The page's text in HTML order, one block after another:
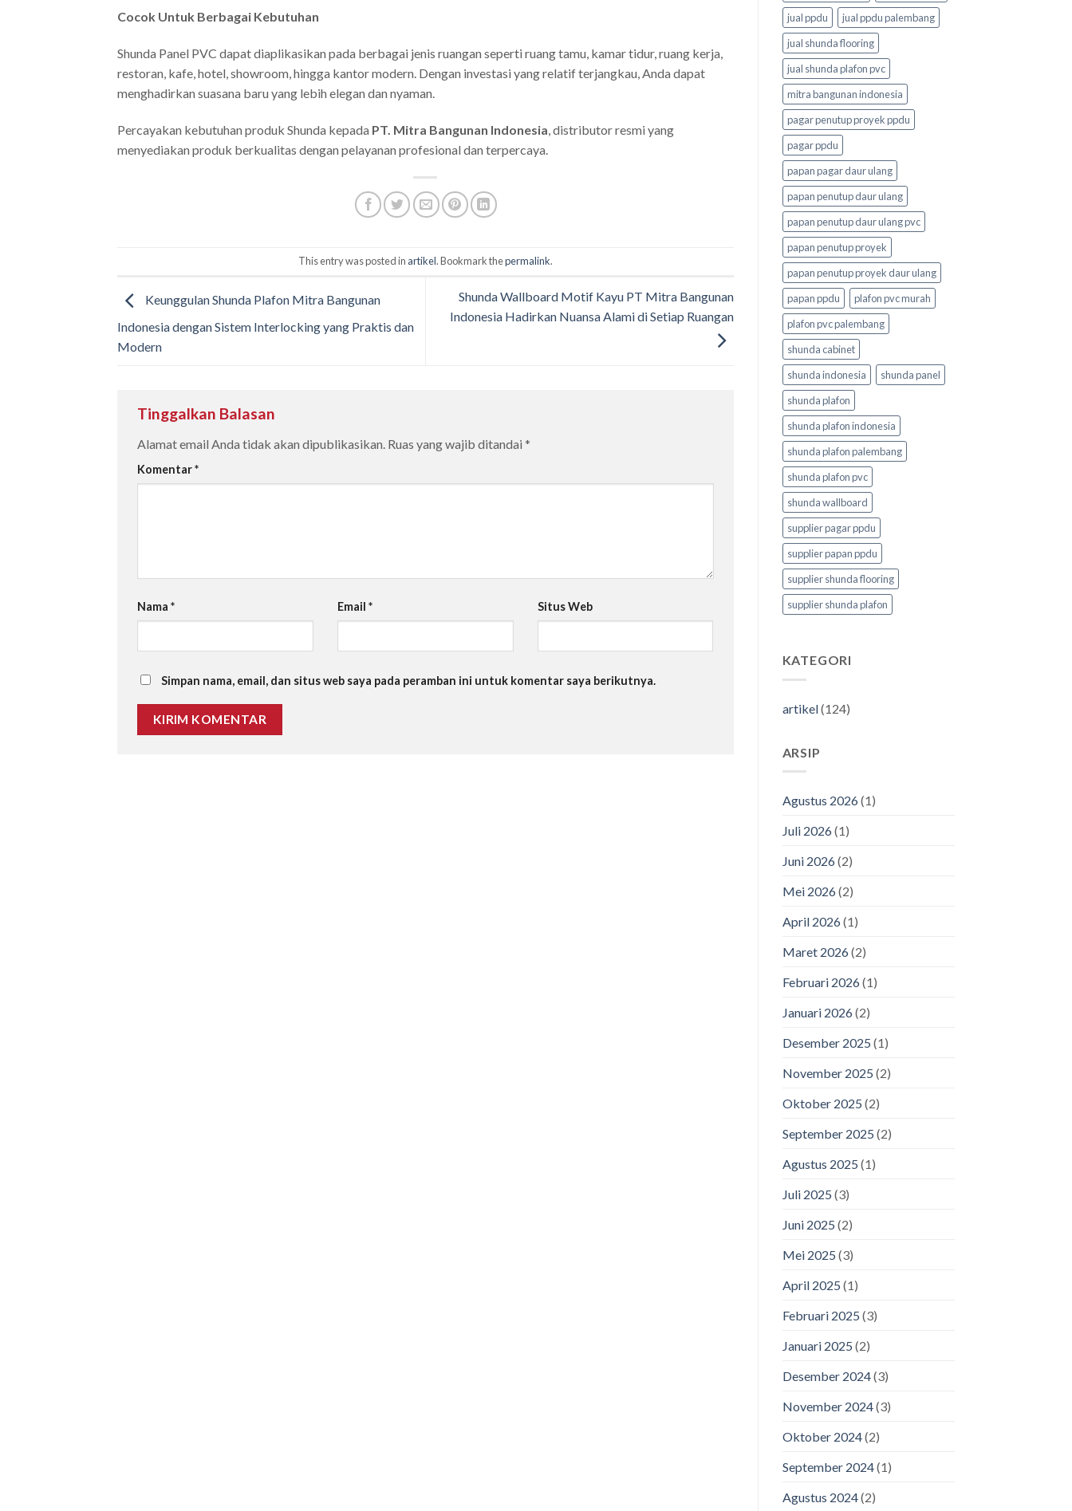
Cocok Untuk Berbagai Kebutuhan
Shunda Panel PVC dapat diaplikasikan pada berbagai jenis ruangan seperti ruang tamu, kamar tidur, ruang kerja,
restoran, kafe, hotel, showroom, hingga kantor modern. Dengan investasi yang relatif terjangkau, Anda dapat
menghadirkan suasana baru yang lebih elegan dan nyaman.
Percayakan kebutuhan produk Shunda kepada PT. Mitra Bangunan Indonesia, distributor resmi yang
menyediakan produk berkualitas dengan pelayanan profesional dan terpercaya.
This entry was posted in artikel. Bookmark thepermalink.
Keunggulan Shunda Plafon Mitra Bangunan
Indonesia dengan Sistem Interlocking yang Praktis dan
Modern
Shunda Wallboard Motif Kayu PT Mitra Bangunan
Indonesia Hadirkan Nuansa Alami di Setiap Ruangan
Tinggalkan Balasan
Alamat email Anda tidak akan dipublikasikan. Ruas yang wajib ditandai *
Komentar*
Nama * Email * Situs Web
Simpan nama, email, dan situs web saya pada peramban ini untuk komentar saya berikutnya.
jual ppdu
jual ppdu palembang
jual shunda flooring
jual shunda plafon pvc
mitra bangunan indonesia
pagar penutup proyek ppdu
pagar ppdu
papan pagar daur ulang
papan penutup daur ulang
papan penutup daur ulang pvc
papan penutup proyek
papan penutup proyek daur ulang
papan ppdu
plafon pvc murah
plafon pvc palembang
shunda cabinet
shunda indonesia
shunda panel
shunda plafon
shunda plafon indonesia
shunda plafon palembang
shunda plafon pvc
shunda wallboard
supplier pagar ppdu
supplier papan ppdu
supplier shunda flooring
supplier shunda plafon
KATEGORI
artikel(124)
ARSIP
Agustus 2026(1)
Juli 2026(1)
Juni 2026(2)
Mei 2026(2)
April 2026(1)
Maret 2026(2)
Februari 2026(1)
Januari 2026(2)
Desember 2025 (1)
November 2025 (2)
Oktober 2025 (2)
September 2025 (2)
Agustus 2025 (1)
Juli 2025 (3)
Juni 2025 (2)
Mei 2025 (3)
April 2025 (1)
Februari 2025 (3)
Januari 2025 (2)
Desember 2024(3)
November 2024(3)
Oktober 2024(2)
September 2024(1)
Agustus 2024(2)